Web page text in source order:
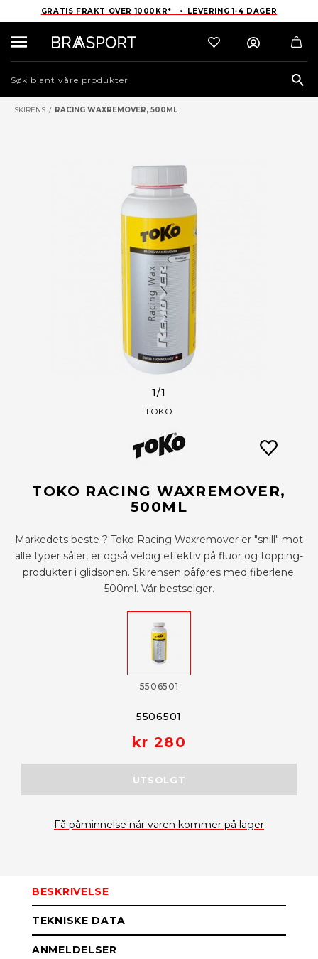
GRATIS FRAKT OVER 1000KR* • LEVERING 1-4 DAGER
SKIRENS / RACING WAXREMOVER, 500ML
1/1
TOKO
TOKO RACING WAXREMOVER,
500ML
Markedets beste ? Toko Racing Waxremover er "snill" mot
alle typer såler, er også veldig effektiv på fluor og topping-
produkter i glidsonen. Skirensen påføres med fiberlene.
500ml. Vår bestselger.
5506501
5506501
kr 280
UTSOLGT
Få påminnelse når varen kommer på lager
BESKRIVELSE
TEKNISKE DATA
ANMELDELSER